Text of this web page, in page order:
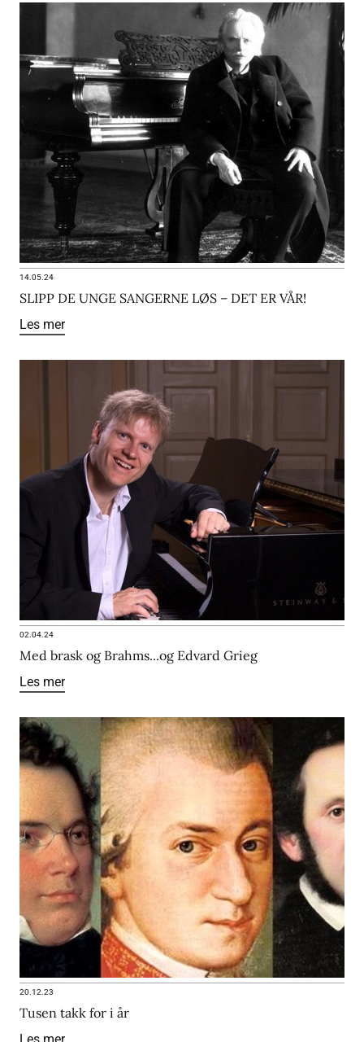
14.05.24
SLIPP DE UNGE SANGERNE LØS – DET ER VÅR!
Les mer
02.04.24
Med brask og Brahms...og Edvard Grieg
Les mer
20.12.23
Tusen takk for i år
Les mer